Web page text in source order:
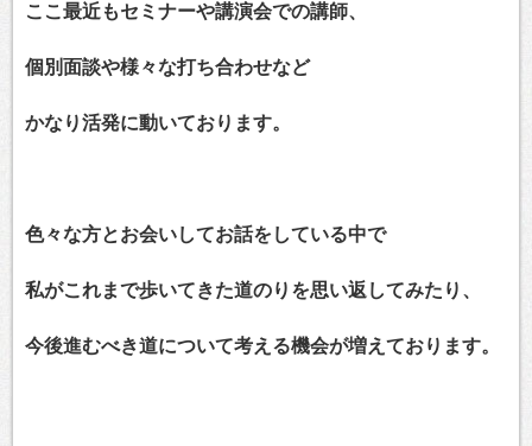
ここ最近もセミナーや講演会での講師、
個別面談や様々な打ち合わせなど
かなり活発に動いております。
色々な方とお会いしてお話をしている中で
私がこれまで歩いてきた道のりを思い返してみたり、
今後進むべき道について考える機会が増えております。